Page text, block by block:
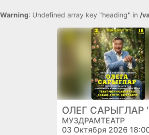
Warning: Undefined array key "heading" in /
МУЗДРАМТЕАТР
03 Октября 2026